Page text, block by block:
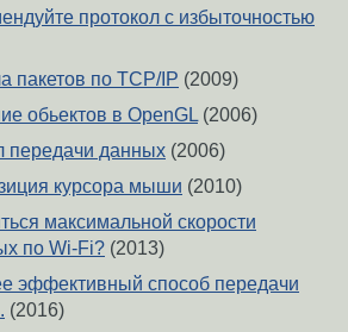
протокол с избыточностью
пакетов по TCP/IP (2009)
обьектов в OpenGL (2006)
передачи данных (2006)
курсора мыши (2010)
максимальной скорости
по Wi-Fi? (2013)
эффективный способ передачи
(2016)